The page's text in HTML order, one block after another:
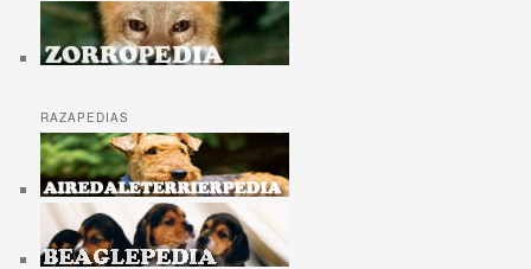
RAZAPEDIAS